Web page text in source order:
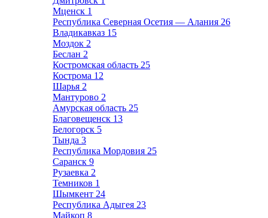
Мценск 1
Республика Северная Осетия — Алания 26
Владикавказ 15
Моздок 2
Беслан 2
Костромская область 25
Кострома 12
Шарья 2
Мантурово 2
Амурская область 25
Благовещенск 13
Белогорск 5
Тында 3
Республика Мордовия 25
Саранск 9
Рузаевка 2
Темников 1
Шымкент 24
Республика Адыгея 23
Майкоп 8